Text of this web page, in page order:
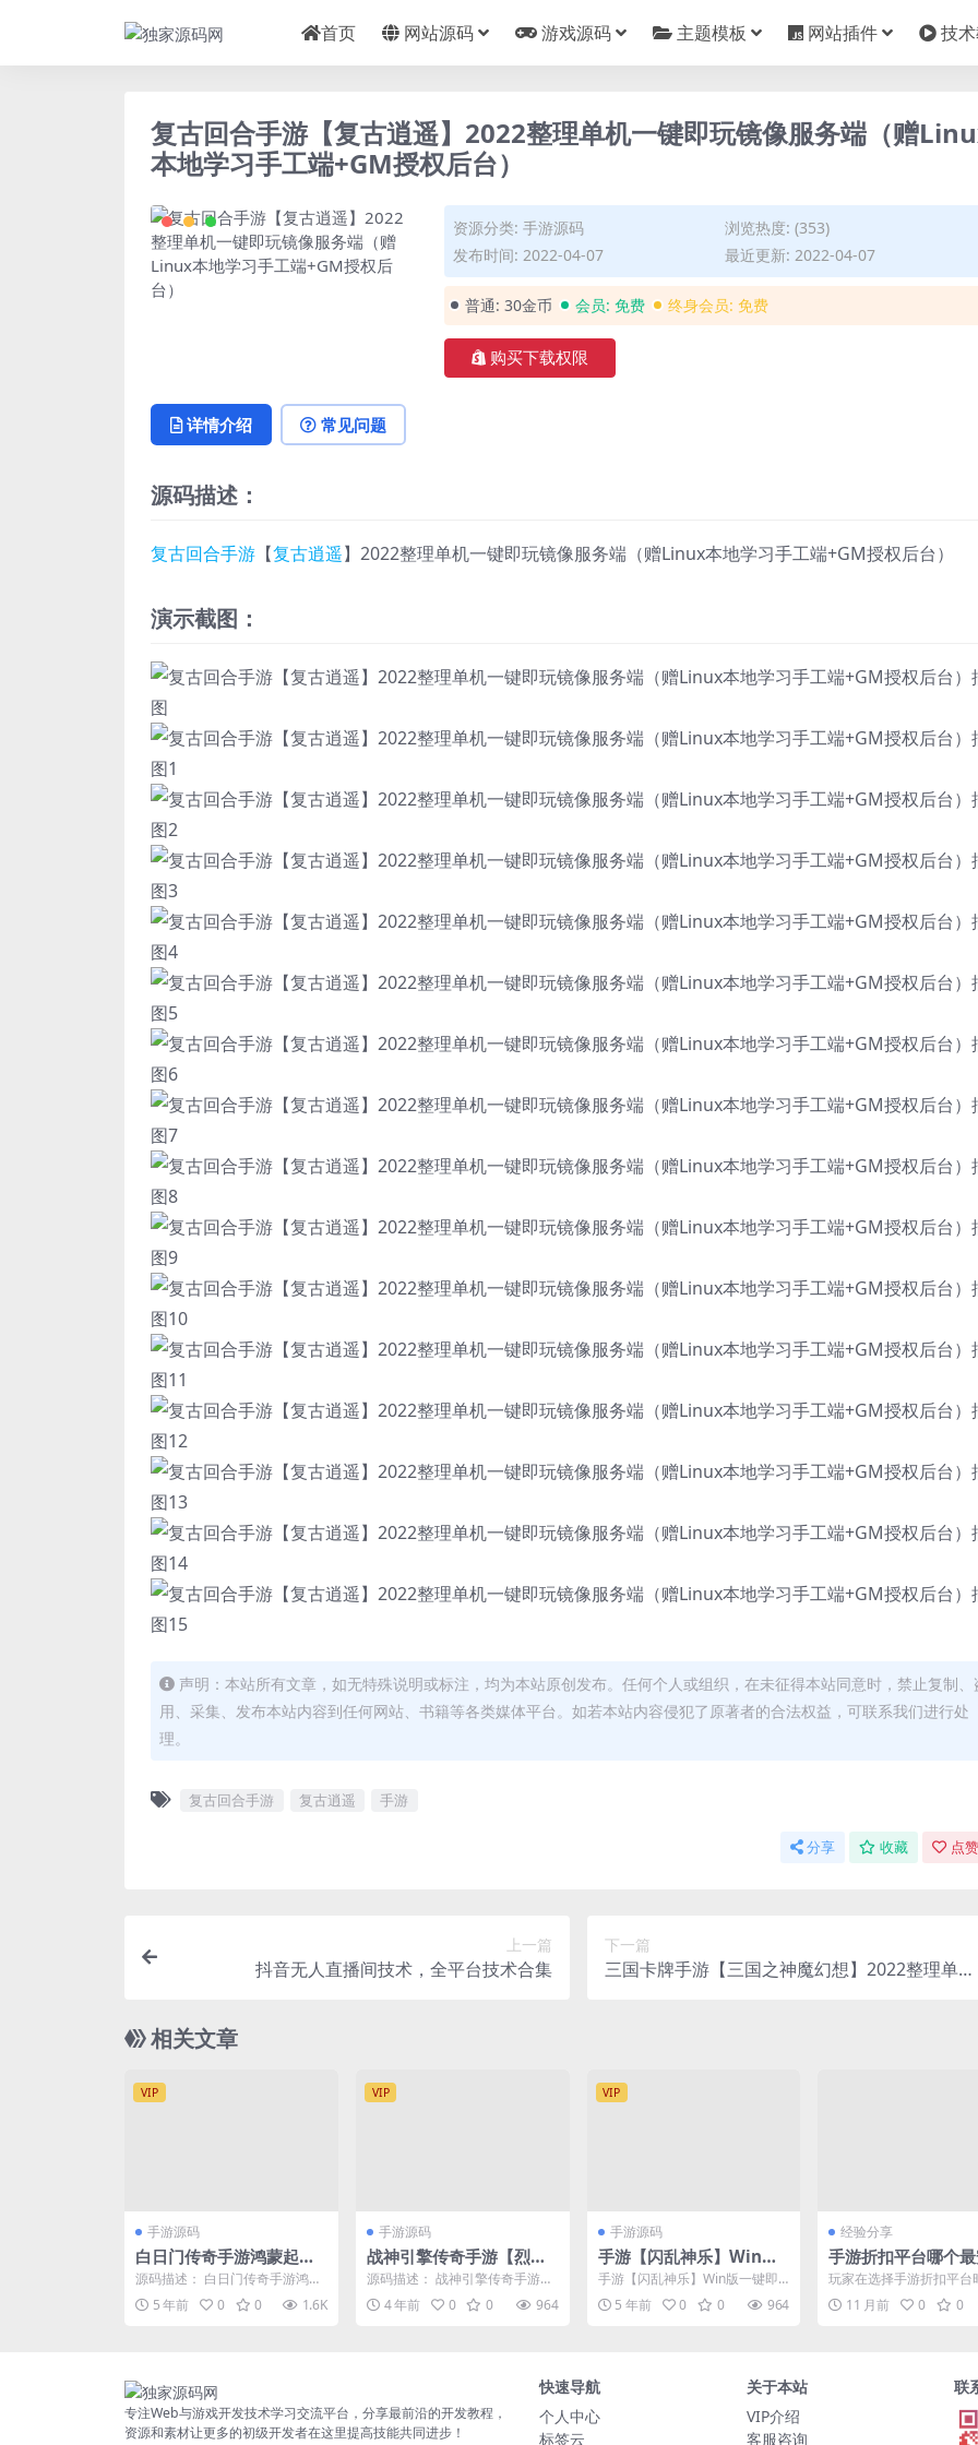
首页 网站源码 游戏源码 主题模板 网站插件 技
复古回合手游【复古逍遥】2022整理单机一键即玩镜像服务端（赠
本地学习手工端+GM授权后台）
资源分类: 手游源码
浏览热度: (353)
发布时间: 2022-04-07
最近更新: 2022-04-07
普通: 30金币 会员: 免费 终身会员: 免费
购买下载权限
详情介绍 常见问题
源码描述：
复古回合手游 【复古逍遥】2022整理单机一键即玩镜像服务端（赠Linux本地学习手工端+GM授权后台）
演示截图：
声明：本站所有文章，如无特殊说明或标注，均为本站原创发布。任何个人或组织，在未征得本站同意时，禁止复制、
用、采集、发布本站内容到任何网站、书籍等各类媒体平台。如若本站内容侵犯了原著者的合法权益，可联系我们进行处
理。
复古回合手游 复古逍遥 手游
分享 收藏 点
上一篇
抖音无人直播间技术，全平台技术合集
下一篇
三国卡牌手游【三国之神魔幻想】2022整理单机
相关文章
VIP
手游源码
白日门传奇手游鸿蒙起源
冰雪传奇+视频教程|单职
业win一键即玩服务端+G
M授权后台
源码描述： 白日门传奇手游鸿蒙
起源冰雪传奇+视频教程|单职业
win一键即玩服务端...
5 年前 0 0 1.6K
VIP
手游源码
战神引擎传奇手游【烈焰
火龙第三季白猪版】最新
整理Win半手工服务端+充
值后台+安卓苹果双端
源码描述： 战神引擎传奇手游
【烈焰火龙第三季白猪版】最新
整理Win半手工服务端+...
4 年前 0 0 964
VIP
手游源码
手游【闪乱神乐】Win版
一键即玩服务端+GM游戏
后台+安卓苹果端+外网教
程
手游【闪乱神乐】Win版一键即
玩服务端+gm游戏后台+安卓苹
果端+外网教程
5 年前 0 0 964
经验分享
手游折扣平台哪个最
可靠 充值安全怎么
玩家在选择手游折扣平台
普遍关注的核心问题是充
全。如何确保充值过程的
11 月前 0 0
专注Web与游戏开发技术学习交流平台，分享最前沿的开发教程，
资源和素材让更多的初级开发者在这里提高技能共同进步！
快速导航
个人中心
标签云
关于本站
VIP介绍
客服咨询
联